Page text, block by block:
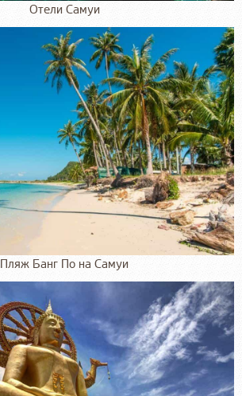
Отели Самуи
Пляж Банг По на Самуи